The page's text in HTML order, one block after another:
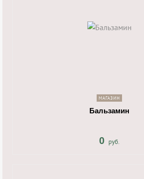
МАГАЗИН
Бальзамин
0 руб.